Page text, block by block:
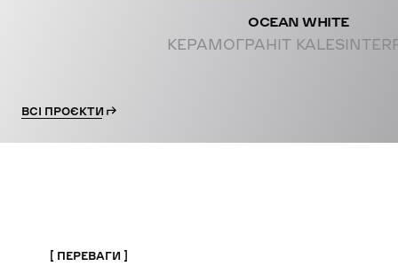
OCEAN WHITE
КЕРАМОГРАНІТ
ВСІ ПРОЄКТИ
ПЕРЕВАГИ